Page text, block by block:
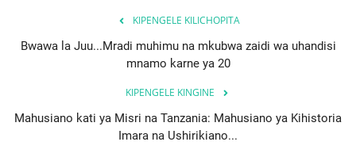
KIPENGELE KILICHOPITA
Bwawa la Juu...Mradi muhimu na mkubwa zaidi wa uhandisi
mnamo karne ya 20
KIPENGELE KINGINE
Mahusiano kati ya Misri na Tanzania: Mahusiano ya Kihistoria
Imara na Ushirikiano...